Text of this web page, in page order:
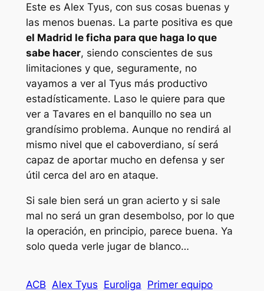
Este es Alex Tyus, con sus cosas buenas y
las menos buenas. La parte positiva es que
el Madrid le ficha para que haga lo que
sabe hacer, siendo conscientes de sus
limitaciones y que, seguramente, no
vayamos a ver al Tyus más productivo
estadísticamente. Laso le quiere para que
ver a Tavares en el banquillo no sea un
grandísimo problema. Aunque no rendirá al
mismo nivel que el caboverdiano, sí será
capaz de aportar mucho en defensa y ser
útil cerca del aro en ataque.
Si sale bien será un gran acierto y si sale
mal no será un gran desembolso, por lo que
la operación, en principio, parece buena. Ya
solo queda verle jugar de blanco…
ACB Alex Tyus Euroliga Primer equipo